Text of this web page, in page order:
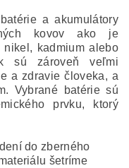
a akumulátory
kovov ako je
kadmium alebo
sú zároveň veľmi
a zdravie človeka, a
Vybrané batérie sú
prvku, ktorý
do zberného
šetríme